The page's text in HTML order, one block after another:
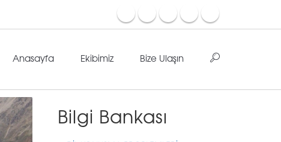
Anasayfa Ekibimiz Bize Ulaşın
Bilgi Bankası